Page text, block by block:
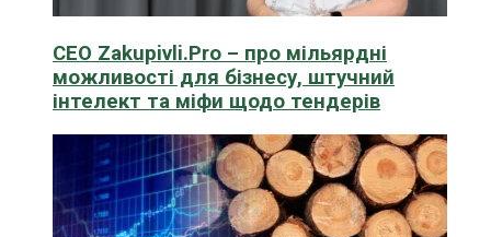
CEO Zakupivli.Pro – про мільярдні
можливості для бізнесу, штучний
інтелект та міфи щодо тендерів